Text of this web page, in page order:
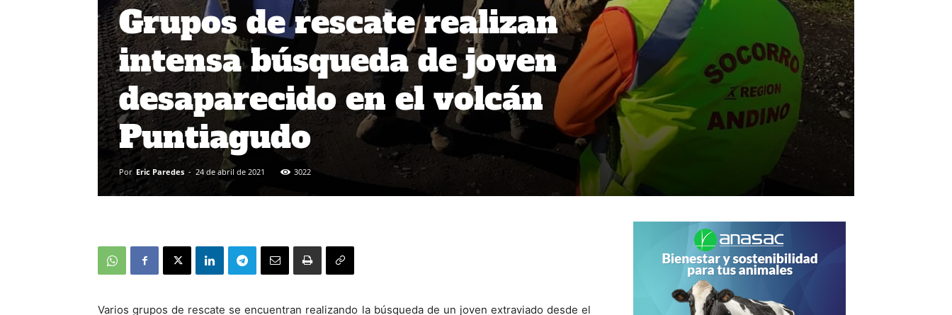
Grupos de rescate realizan
intensa búsqueda de joven
desaparecido en el volcán
Puntiagudo
Por Eric Paredes - 24 de abril de 2021 3022
Varios grupos de rescate se encuentran realizando la búsqueda de un joven extraviado desde el